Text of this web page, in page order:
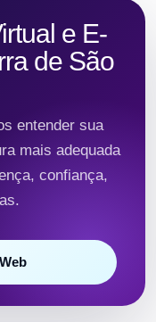
e E-
de São
entender sua
mais adequada
confiança,